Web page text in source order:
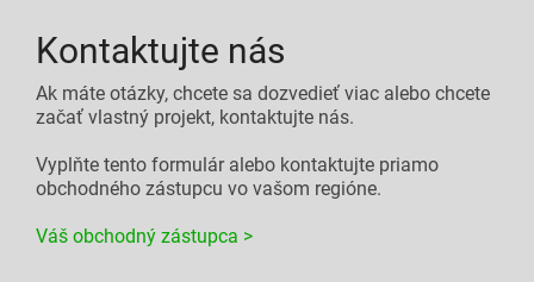
Kontaktujte nás
Ak máte otázky, chcete sa dozvedieť viac alebo chcete
začať vlastný projekt, kontaktujte nás.
Vyplňte tento formulár alebo kontaktujte priamo
obchodného zástupcu vo vašom regióne.
Váš obchodný zástupca >